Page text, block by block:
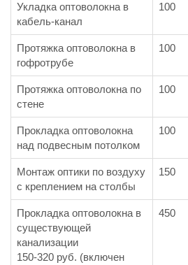
Укладка оптоволокна в
кабель-канал
100
Протяжка оптоволокна в
гофротрубе
100
Протяжка оптоволокна по
стене
100
Прокладка оптоволокна
над подвесным потолком
100
Монтаж оптики по воздуху
с креплением на столбы
150
Прокладка оптоволокна в
существующей
канализации
150-320 руб. (включен
450